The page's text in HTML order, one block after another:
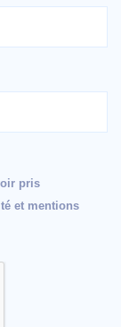
pris
et mentions